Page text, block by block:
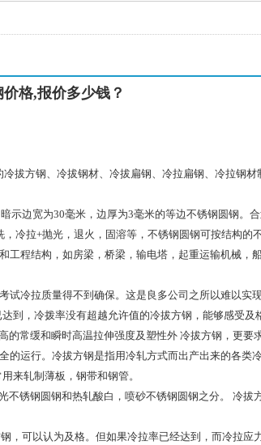
格,报价多少钱？
拔方钢、冷拔钢材、冷拔扁钢、冷拉扁钢、冷拉钢材
示边宽为30毫米，边厚为3毫米的等边不锈钢圆钢。
冷拉+抛光，退火，固溶等，不锈钢圆钢可按结构的
工程结构，如房梁，桥梁，输电塔，起重运输机械，
冷拉质量得不到确保。这是良多公司之所以难以实
到，冷拨率没有超越允许值的冷拔方钢，能够感受及
常缓和瞬时高温拉伸强度及塑性外 冷拔方钢，更要
运行。冷拔方钢是指用冷轧方式而出产出来的各类冷
来轧制薄板，钢带和钢管。
锈钢圆钢和热轧酸白，喷砂不锈钢圆钢之分。 冷拔
可以认为及格。但如果冷拉率已经达到，而冷拉应